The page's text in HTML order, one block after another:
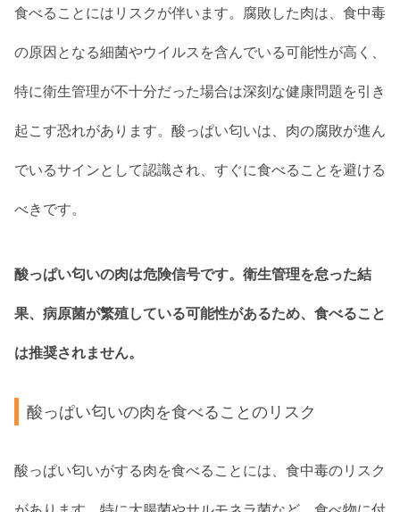
食べることにはリスクが伴います。腐敗した肉は、食中毒
の原因となる細菌やウイルスを含んでいる可能性が高く、
特に衛生管理が不十分だった場合は深刻な健康問題を引き
起こす恐れがあります。酸っぱい匂いは、肉の腐敗が進ん
でいるサインとして認識され、すぐに食べることを避ける
べきです。
酸っぱい匂いの肉は危険信号です。衛生管理を怠った結
果、病原菌が繁殖している可能性があるため、食べること
は推奨されません。
酸っぱい匂いの肉を食べることのリスク
酸っぱい匂いがする肉を食べることには、食中毒のリスク